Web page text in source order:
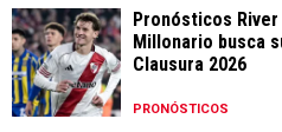
Pronósticos
Millonario busca
Clausura 2026
PRONÓSTICOS